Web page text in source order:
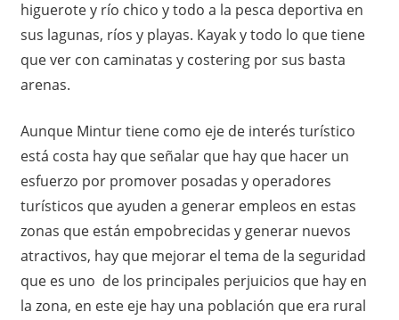
higuerote y río chico y todo a la pesca deportiva en
sus lagunas, ríos y playas. Kayak y todo lo que tiene
que ver con caminatas y costering por sus basta
arenas.
Aunque Mintur tiene como eje de interés turístico
está costa hay que señalar que hay que hacer un
esfuerzo por promover posadas y operadores
turísticos que ayuden a generar empleos en estas
zonas que están empobrecidas y generar nuevos
atractivos, hay que mejorar el tema de la seguridad
que es uno de los principales perjuicios que hay en
la zona, en este eje hay una población que era rural